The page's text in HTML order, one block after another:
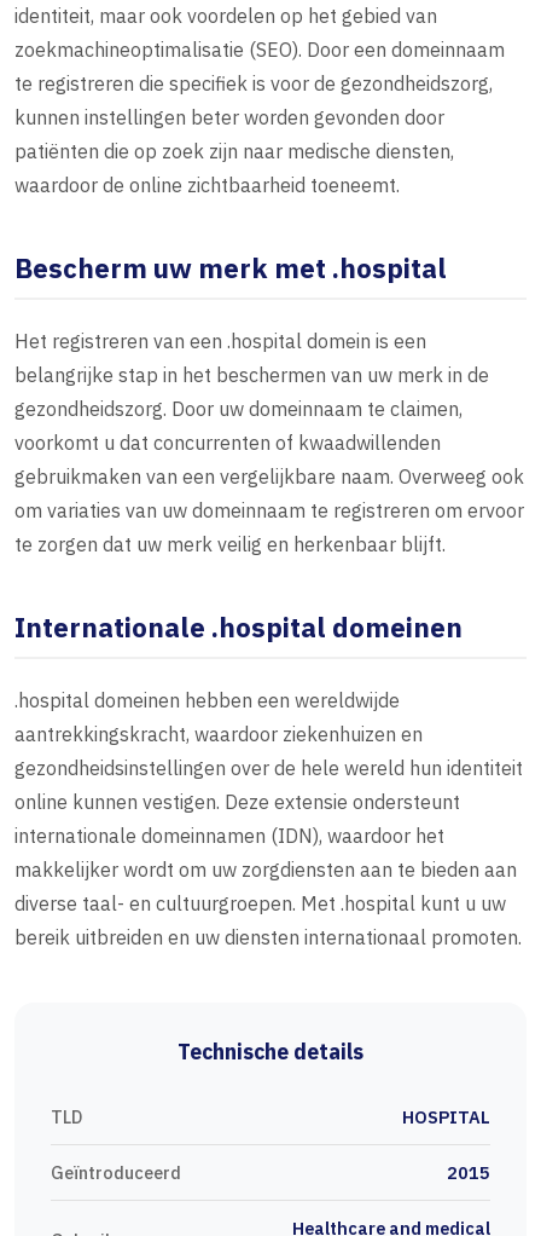
identiteit, maar ook voordelen op het gebied van
zoekmachineoptimalisatie (SEO). Door een domeinnaam
te registreren die specifiek is voor de gezondheidszorg,
kunnen instellingen beter worden gevonden door
patiënten die op zoek zijn naar medische diensten,
waardoor de online zichtbaarheid toeneemt.
Bescherm uw merk met .hospital
Het registreren van een .hospital domein is een
belangrijke stap in het beschermen van uw merk in de
gezondheidszorg. Door uw domeinnaam te claimen,
voorkomt u dat concurrenten of kwaadwillenden
gebruikmaken van een vergelijkbare naam. Overweeg ook
om variaties van uw domeinnaam te registreren om ervoor
te zorgen dat uw merk veilig en herkenbaar blijft.
Internationale .hospital domeinen
.hospital domeinen hebben een wereldwijde
aantrekkingskracht, waardoor ziekenhuizen en
gezondheidsinstellingen over de hele wereld hun identiteit
online kunnen vestigen. Deze extensie ondersteunt
internationale domeinnamen (IDN), waardoor het
makkelijker wordt om uw zorgdiensten aan te bieden aan
diverse taal- en cultuurgroepen. Met .hospital kunt u uw
bereik uitbreiden en uw diensten internationaal promoten.
Technische details
TLD HOSPITAL
Geïntroduceerd 2015
Healthcare and medical